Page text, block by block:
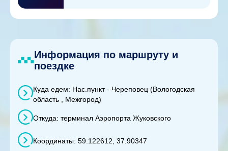
Информация по маршруту и
поездке
Куда едем: Нас.пункт - Череповец (Вологодская
область , Межгород)
Откуда: терминал Аэропорта Жуковского
Координаты: 59.122612, 37.90347